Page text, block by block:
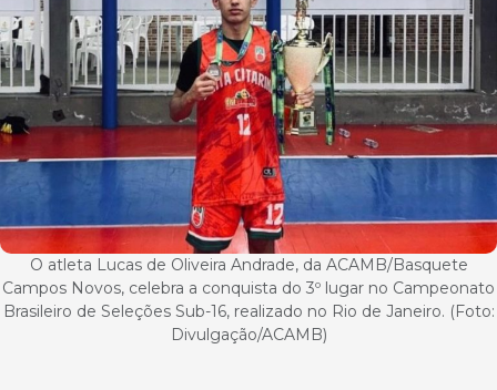
O atleta Lucas de Oliveira Andrade, da ACAMB/Basquete
Campos Novos, celebra a conquista do 3º lugar no Campeonato
Brasileiro de Seleções Sub-16, realizado no Rio de Janeiro. (Foto:
Divulgação/ACAMB)